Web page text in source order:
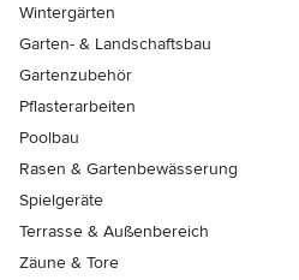
Wintergärten
Garten- & Landschaftsbau
Gartenzubehör
Pflasterarbeiten
Poolbau
Rasen & Gartenbewässerung
Spielgeräte
Terrasse & Außenbereich
Zäune & Tore